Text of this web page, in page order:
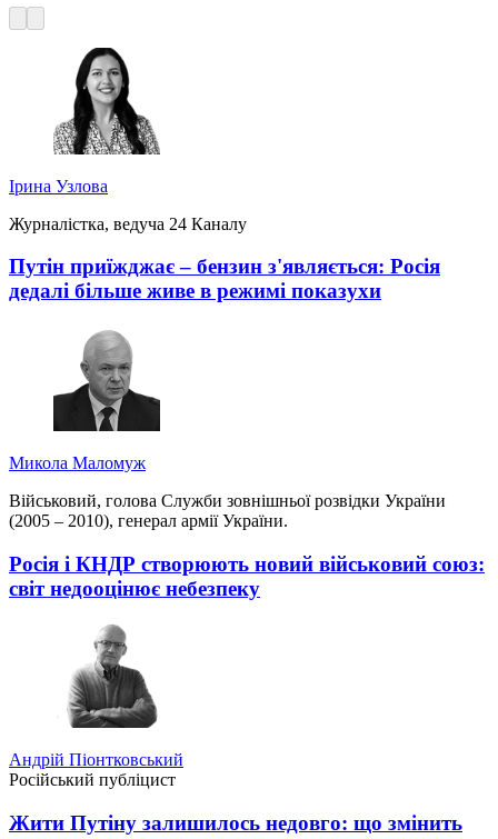
Ірина Узлова
Журналістка, ведуча 24 Каналу
Путін приїжджає – бензин з'являється: Росія
дедалі більше живе в режимі показухи
Микола Маломуж
Військовий, голова Служби зовнішньої розвідки України
(2005 – 2010), генерал армії України.
Росія і КНДР створюють новий військовий союз:
світ недооцінює небезпеку
Андрій Піонтковський
Російський публіцист
Жити Путіну залишилось недовго: що змінить